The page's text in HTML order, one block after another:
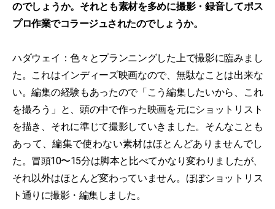
のでしょうか。それとも素材を多めに撮影・録音してポス
プロ作業でコラージュされたのでしょうか。
ハダウェイ：色々とプランニングした上で撮影に臨みまし
た。これはインディーズ映画なので、無駄なことは出来な
い。編集の経験もあったので「こう編集したいから、これ
を撮ろう」と、頭の中で作った映画を元にショットリスト
を描き、それに準じて撮影していきました。そんなことも
あって、編集で使わない素材はほとんどありませんでし
た。冒頭10〜15分は脚本と比べてかなり変わりましたが、
それ以外はほとんど変わっていません。ほぼショットリス
ト通りに撮影・編集しました。